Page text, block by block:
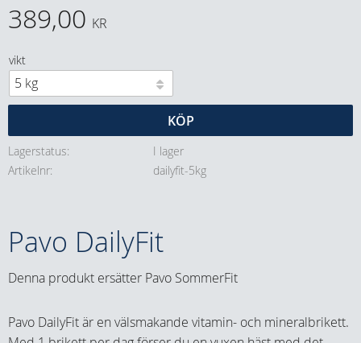
389,00 KR
vikt
KÖP
Lagerstatus
I lager
Artikelnr
dailyfit-5kg
Pavo DailyFit
Denna produkt ersätter Pavo SommerFit
Pavo DailyFit är en välsmakande vitamin- och mineralbrikett.